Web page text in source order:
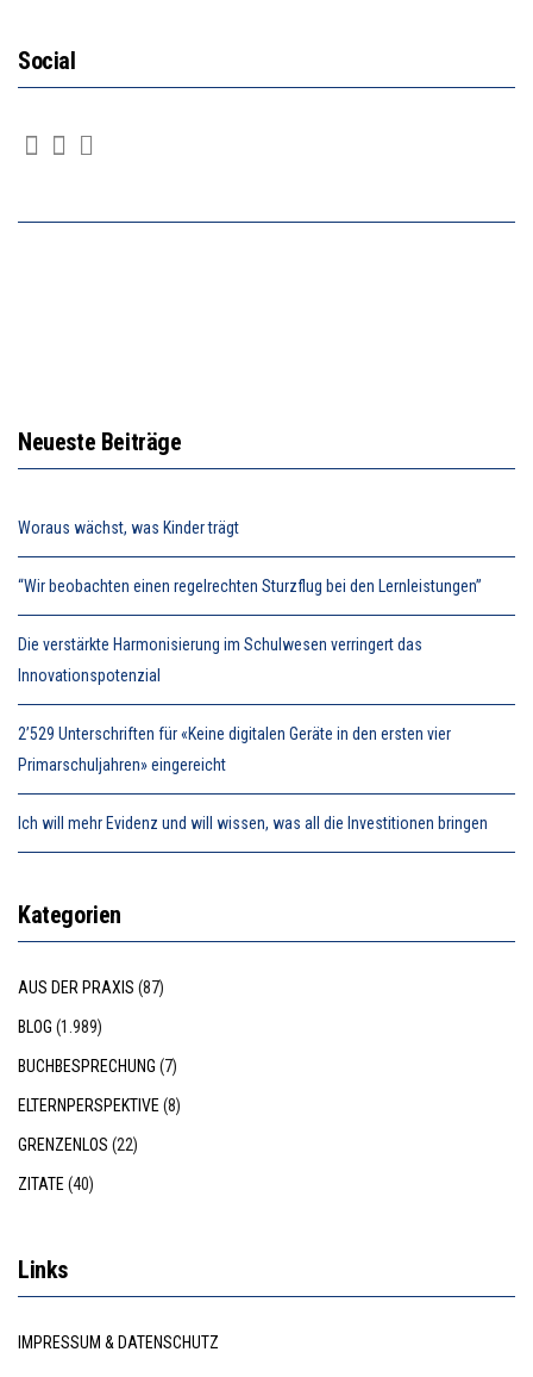
Social
Neueste Beiträge
Woraus wächst, was Kinder trägt
“Wir beobachten einen regelrechten Sturzflug bei den Lernleistungen”
Die verstärkte Harmonisierung im Schulwesen verringert das
Innovationspotenzial
2’529 Unterschriften für «Keine digitalen Geräte in den ersten vier
Primarschuljahren» eingereicht
Ich will mehr Evidenz und will wissen, was all die Investitionen bringen
Kategorien
AUS DER PRAXIS (87)
BLOG (1.989)
BUCHBESPRECHUNG (7)
ELTERNPERSPEKTIVE(8)
GRENZENLOS (22)
ZITATE(40)
Links
IMPRESSUM & DATENSCHUTZ